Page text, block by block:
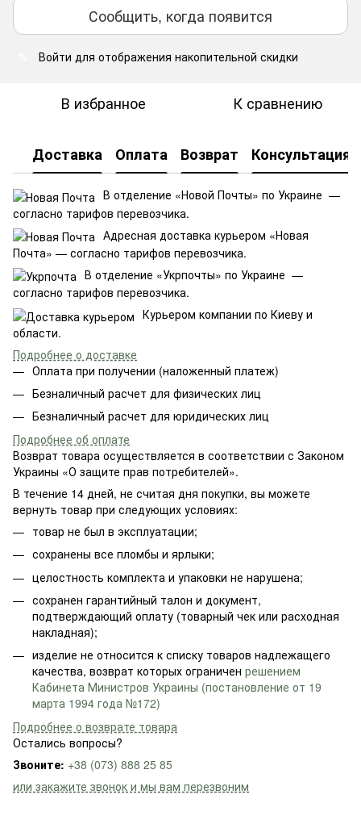
Сообщить, когда появится
Войти для отображения накопительной скидки
В избранное К сравнению
Доставка Оплата Возврат Консультация
В отделение «Новой Почты» по Украине —
согласно тарифов перевозчика.
Адресная доставка курьером «Новая
Почта» — согласно тарифов перевозчика.
В отделение «Укрпочты» по Украине —
согласно тарифов перевозчика.
Курьером компании по Киеву и
области.
Подробнее о доставке
Оплата при получении (наложенный платеж)
Безналичный расчет для физических лиц
Безналичный расчет для юридических лиц
Подробнее об оплате
Возврат товара осуществляется в соответствии с Законом
Украины «О защите прав потребителей».
В течение 14 дней, не считая дня покупки, вы можете
вернуть товар при следующих условиях:
товар не был в эксплуатации;
сохранены все пломбы и ярлыки;
целостность комплекта и упаковки не нарушена;
сохранен гарантийный талон и документ,
подтверждающий оплату (товарный чек или расходная
накладная);
изделие не относится к списку товаров надлежащего
качества, возврат которых ограничен решением
Кабинета Министров Украины (постановление от 19
марта 1994 года №172)
Подробнее о возврате товара
Остались вопросы?
Звоните: +38 (073) 888 25 85
или закажите звонок и мы вам перезвоним